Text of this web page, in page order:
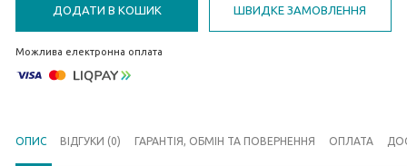
ДОДАТИ В КОШИК ШВИДКЕ ЗАМОВЛЕННЯ
Можлива електронна оплата
ОПИС ВІДГУКИ (0) ГАРАНТІЯ, ОБМІН ТА ПОВЕРНЕННЯ ОПЛАТА